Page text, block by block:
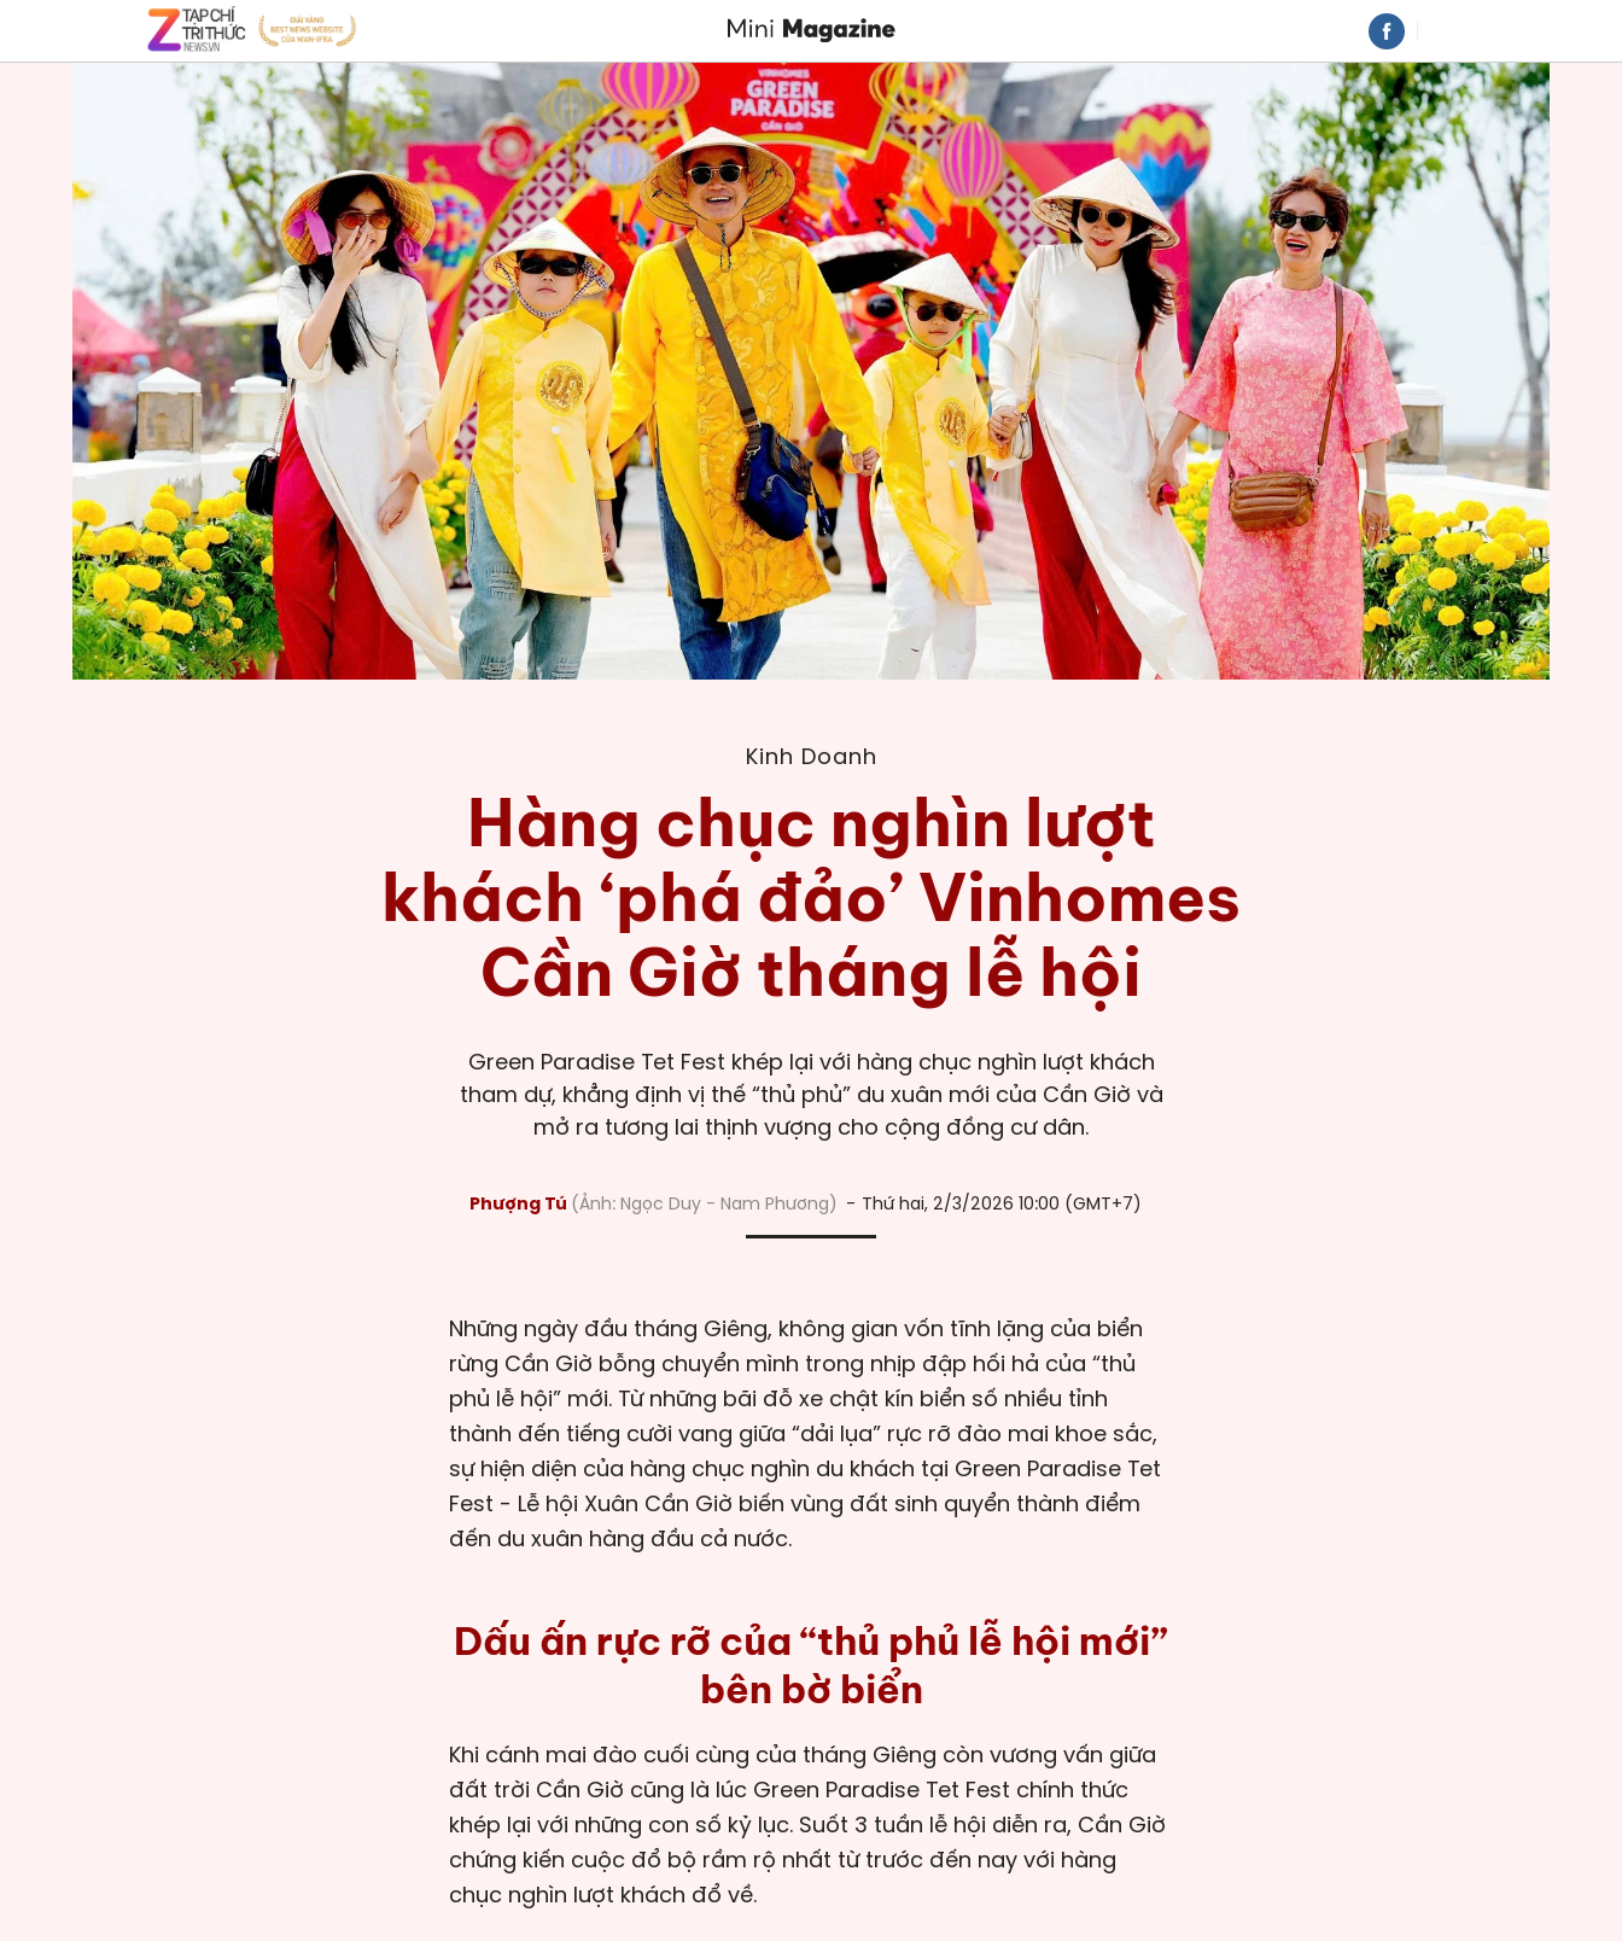
Kinh Doanh
Hàng chục nghìn lượt
khách ‘phá đảo’ Vinhomes
Cần Giờ tháng lễ hội
Green Paradise Tet Fest khép lại với hàng chục nghìn lượt khách
tham dự, khẳng định vị thế “thủ phủ” du xuân mới của Cần Giờ và
mở ra tương lai thịnh vượng cho cộng đồng cư dân.
Phượng Tú Ảnh: Ngọc Duy - Nam Phương Thứ hai, 2/3/2026 10:00 (GMT+7)
Những ngày đầu tháng Giêng, không gian vốn tĩnh lặng của biển
rừng Cần Giờ bỗng chuyển mình trong nhịp đập hối hả của “thủ
phủ lễ hội” mới. Từ những bãi đỗ xe chật kín biển số nhiều tỉnh
thành đến tiếng cười vang giữa “dải lụa” rực rỡ đào mai khoe sắc,
sự hiện diện của hàng chục nghìn du khách tại Green Paradise Tet
Fest - Lễ hội Xuân Cần Giờ biến vùng đất sinh quyển thành điểm
đến du xuân hàng đầu cả nước.
Dấu ấn rực rỡ của “thủ phủ lễ hội mới”
bên bờ biển
Khi cánh mai đào cuối cùng của tháng Giêng còn vương vấn giữa
đất trời Cần Giờ cũng là lúc Green Paradise Tet Fest chính thức
khép lại với những con số kỷ lục. Suốt 3 tuần lễ hội diễn ra, Cần Giờ
chứng kiến cuộc đổ bộ rầm rộ nhất từ trước đến nay với hàng
chục nghìn lượt khách đổ về.